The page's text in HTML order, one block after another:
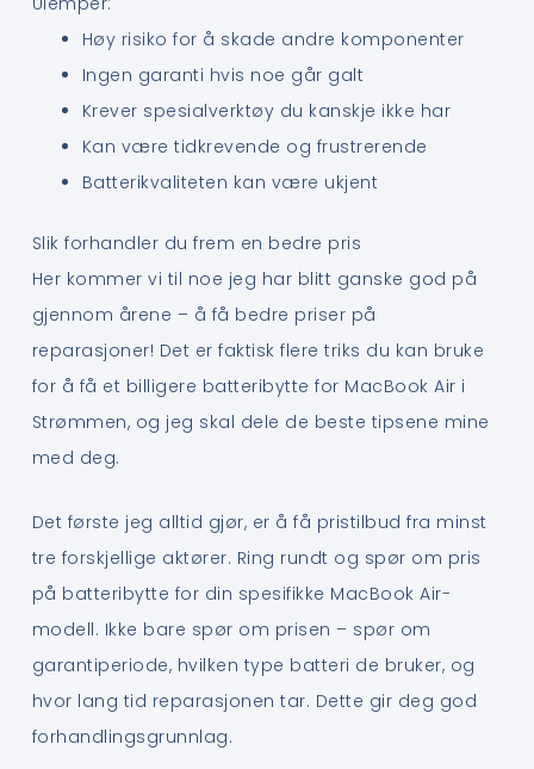
Høy risiko for å skade andre komponenter
Ingen garanti hvis noe går galt
Krever spesialverktøy du kanskje ikke har
Kan være tidkrevende og frustrerende
Batterikvaliteten kan være ukjent
Slik forhandler du frem en bedre pris
Her kommer vi til noe jeg har blitt ganske god på
gjennom årene – å få bedre priser på
reparasjoner! Det er faktisk flere triks du kan bruke
for å få et billigere batteribytte for MacBook Air i
Strømmen, og jeg skal dele de beste tipsene mine
med deg.
Det første jeg alltid gjør, er å få pristilbud fra minst
tre forskjellige aktører. Ring rundt og spør om pris
på batteribytte for din spesifikke MacBook Air-
modell. Ikke bare spør om prisen – spør om
garantiperiode, hvilken type batteri de bruker, og
hvor lang tid reparasjonen tar. Dette gir deg god
forhandlingsgrunnlag.